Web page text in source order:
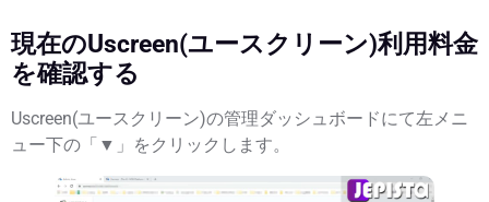
現在のUscreen(ユースクリーン)利用料金
を確認する
Uscreen(ユースクリーン)の管理ダッシュボードにて左メニ
ュー下の「▼」をクリックします。